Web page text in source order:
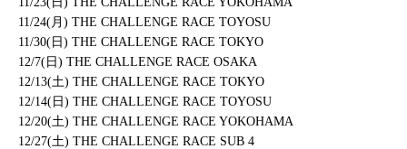
11/24(月) THE CHALLENGE RACE TOYOSU
11/30(日) THE CHALLENGE RACE TOKYO
12/7(日) THE CHALLENGE RACE OSAKA
12/13(土) THE CHALLENGE RACE TOKYO
12/14(日) THE CHALLENGE RACE TOYOSU
12/20(土) THE CHALLENGE RACE YOKOHAMA
12/27(土) THE CHALLENGE RACE SUB 4